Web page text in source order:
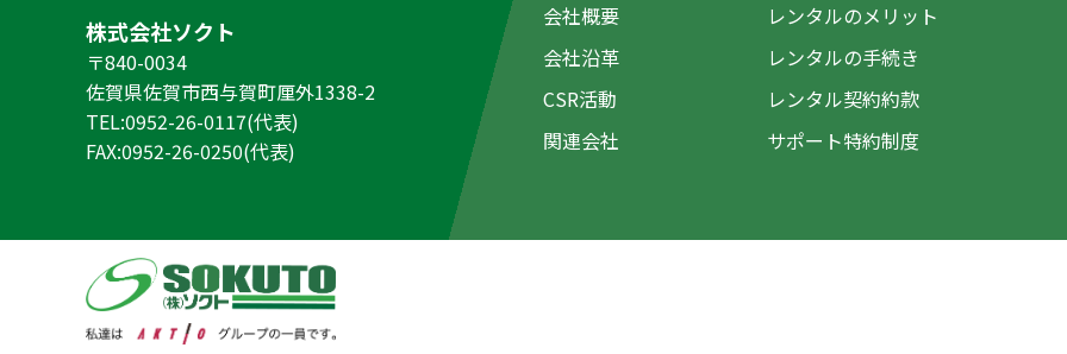
会社概要
会社沿革
CSR活動
関連会社
レンタルのメリット
レンタルの手続き
レンタル契約約款
サポート特約制度
株式会社ソクト
〒840-0034
佐賀県佐賀市西与賀町厘外1338-2
TEL:0952-26-0117(代表)
FAX:0952-26-0250(代表)